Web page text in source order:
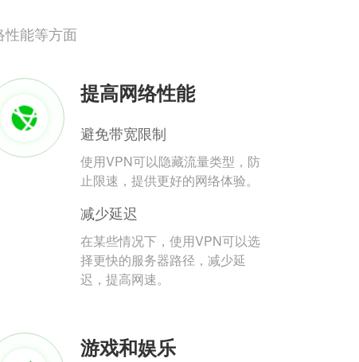
性能等方面
提高网络性能
避免带宽限制
使用VPN可以隐藏流量类型，防
止限速，提供更好的网络体验。
减少延迟
在某些情况下，使用VPN可以选
择更快的服务器路径，减少延
迟，提高网速。
游戏和娱乐